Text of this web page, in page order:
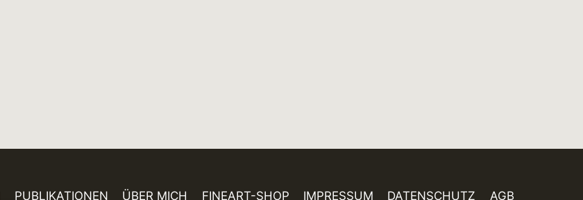
PUBLIKATIONEN ÜBER MICH FINEART-SHOP IMPRESSUM DATENSCHUTZ AGB